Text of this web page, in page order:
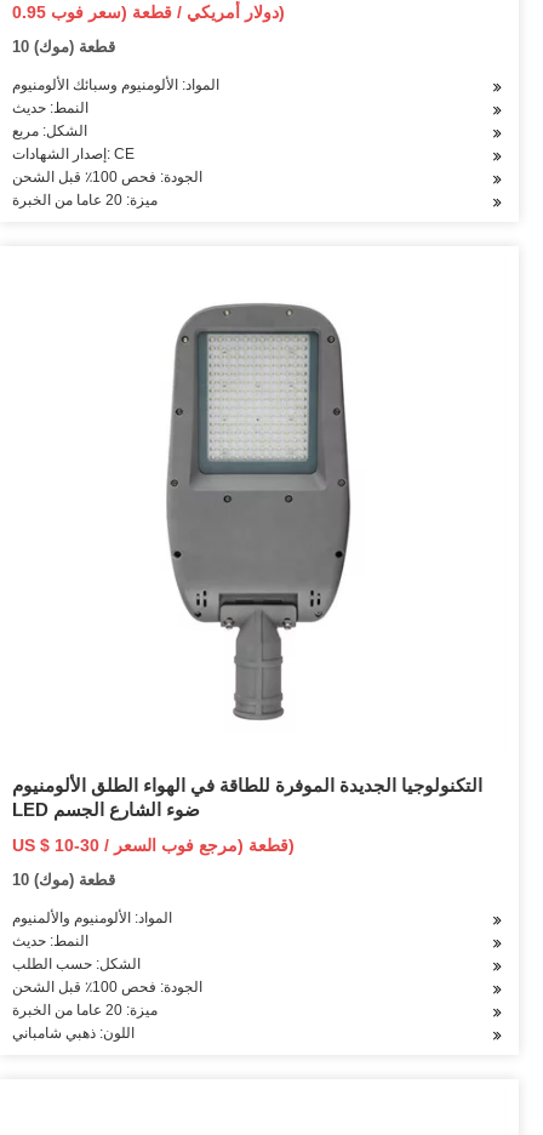
0.95 دولار أمريكي / قطعة (سعر فوب)
10 قطعة (موك)
المواد: الألومنيوم وسبائك الألومنيوم
النمط: حديث
الشكل: مربع
إصدار الشهادات: CE
الجودة: فحص 100٪ قبل الشحن
ميزة: 20 عاما من الخبرة
التكنولوجيا الجديدة الموفرة للطاقة في الهواء الطلق الألومنيوم
LED ضوء الشارع الجسم
US $ 10-30 / قطعة (مرجع فوب السعر)
10 قطعة (موك)
المواد: الألومنيوم والألمنيوم
النمط: حديث
الشكل: حسب الطلب
الجودة: فحص 100٪ قبل الشحن
ميزة: 20 عاما من الخبرة
اللون: ذهبي شامباني